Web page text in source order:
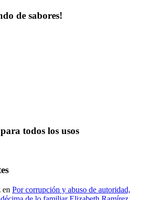
de sabores!
todos los usos
en Por corrupción y abuso de autoridad,